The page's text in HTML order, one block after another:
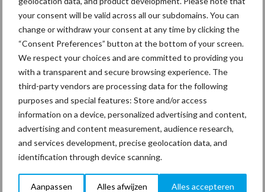
your consent will be valid across all our subdomains. You can
change or withdraw your consent at any time by clicking the
“Consent Preferences” button at the bottom of your screen.
We respect your choices and are committed to providing you
with a transparent and secure browsing experience. The
third-party vendors are processing data for the following
purposes and special features: Store and/or access
information on a device, personalized advertising and content,
advertising and content measurement, audience research,
and services development, precise geolocation data, and
identification through device scanning.
Aanpassen Alles afwijzen Alles accepteren
Glazenwassen, met de uitstroomrichting
Schoonmaker/medewerker vloeronderhoud. Begin 2010 ...
Lees meer
Regina
Elbertse
n Asito
Schoon
maker
jaar
27 juni 2011